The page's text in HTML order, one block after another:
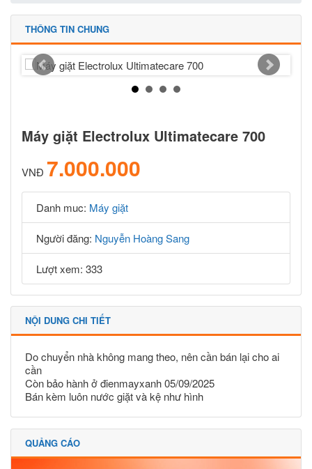
THÔNG TIN CHUNG
Máy giặt Electrolux Ultimatecare 700
VNĐ 7.000.000
Danh muc: Máy giặt
Người đăng: Nguyễn Hoàng Sang
Lượt xem: 333
NỘI DUNG CHI TIẾT
Do chuyển nhà không mang theo, nên cần bán lại cho ai
cần
Còn bảo hành ở đienmayxanh 05/09/2025
Bán kèm luôn nước giặt và kệ như hình
QUẢNG CÁO